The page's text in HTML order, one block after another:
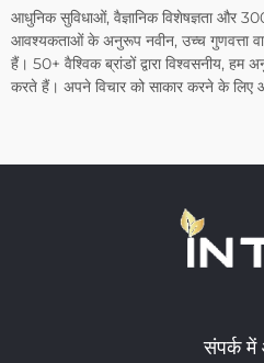
आधुनिक सुविधाओं, वैज्ञानिक विशेषज्ञता और
आवश्यकताओं के अनुरूप नवीन, उच्च गुणवत्ता
हैं। 50+ वैश्विक ब्रांडों द्वारा विश्वसनीय, हम
करते हैं। अपने विचार को साकार करने के लिए
संपर्क